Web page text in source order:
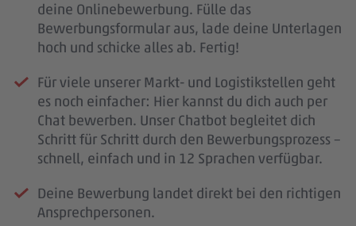
deine Onlinebewerbung. Fülle das
Bewerbungsformular aus, lade deine Unterlagen
hoch und schicke alles ab. Fertig!
Für viele unserer Markt- und Logistikstellen geht
es noch einfacher: Hier kannst du dich auch per
Chat bewerben. Unser Chatbot begleitet dich
Schritt für Schritt durch den Bewerbungsprozess –
schnell, einfach und in 12 Sprachen verfügbar.
Deine Bewerbung landet direkt bei den richtigen
Ansprechpersonen.